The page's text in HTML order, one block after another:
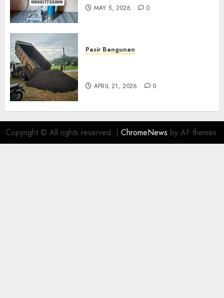
MAY 5, 2026 0
Pasir Bangunan
APRIL 21, 2026 0
Copyright © All rights reserved. | ChromeNews by AF themes.